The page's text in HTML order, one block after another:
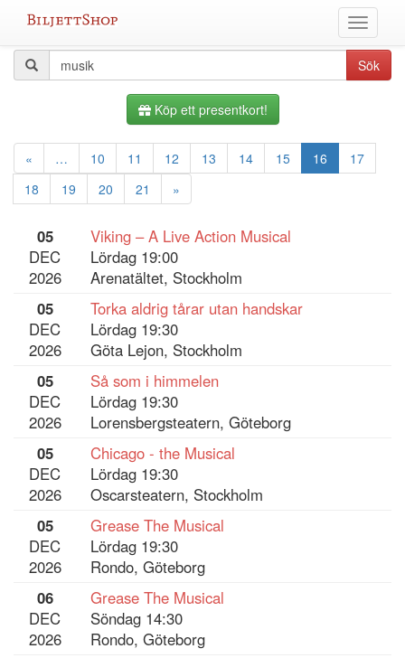
Växla
meny
Alla
evenemang
Sök
Köp ett presentkort!
« … 10 11 12 13 14 15 16
17
18
19 20 21 »
05
DEC
2026
Viking – A Live Action Musical
Lördag 19:00
Arenatältet, Stockholm
05
DEC
2026
Torka aldrig tårar utan handskar
Lördag 19:30
Göta Lejon, Stockholm
05
DEC
2026
Så som i himmelen
Lördag 19:30
Lorensbergsteatern, Göteborg
05
DEC
2026
Chicago - the Musical
Lördag 19:30
Oscarsteatern, Stockholm
05
DEC
2026
Grease The Musical
Lördag 19:30
Rondo, Göteborg
06
DEC
2026
Grease The Musical
Söndag 14:30
Rondo, Göteborg